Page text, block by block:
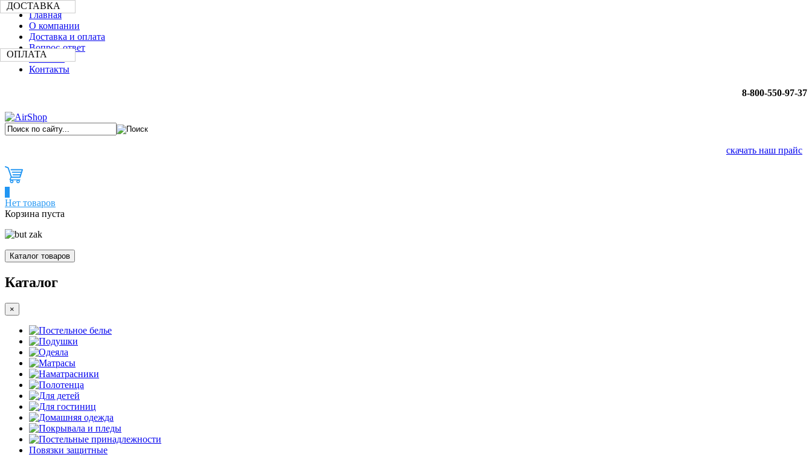
Главная
О компании
Доставка и оплата
Вопрос-ответ
Новости
Контакты
8-800-550-97-37
скачать наш прайс
Нет товаров
Корзина пуста
Каталог товаров
Каталог
×
Постельное белье
Подушки
Одеяла
Матрасы
Наматрасники
Полотенца
Для детей
Для гостиниц
Домашняя одежда
Покрывала и пледы
Постельные принадлежности
Повязки защитные
ДОСТАВКА
ОПЛАТА